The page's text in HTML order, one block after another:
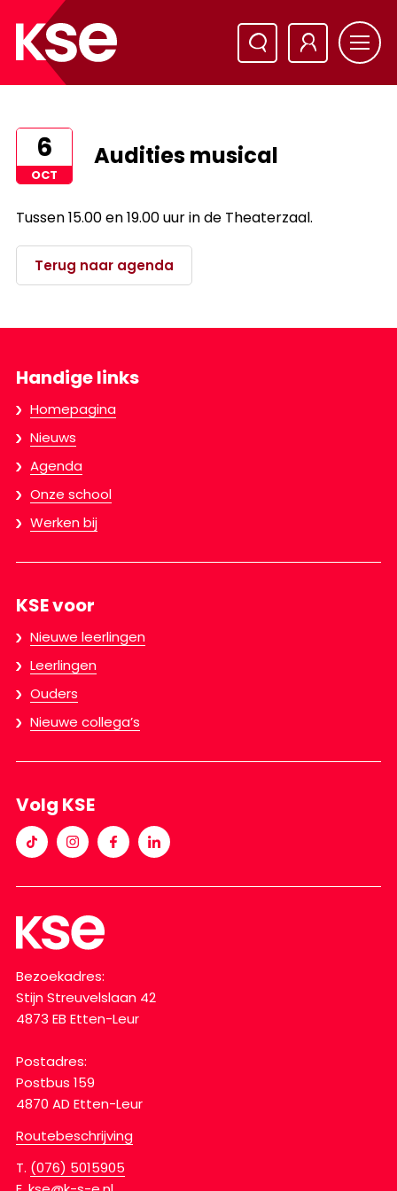
6
OCT
Audities musical
Tussen 15.00 en 19.00 uur in de Theaterzaal.
Terug naar agenda
Handige links
Homepagina
Nieuws
Agenda
Onze school
Werken bij
KSE voor
Nieuwe leerlingen
Leerlingen
Ouders
Nieuwe collega’s
Volg KSE
Bezoekadres:
Stijn Streuvelslaan 42
4873 EB Etten-Leur
Postadres:
Postbus 159
4870 AD Etten-Leur
Routebeschrijving
T. (076) 5015905